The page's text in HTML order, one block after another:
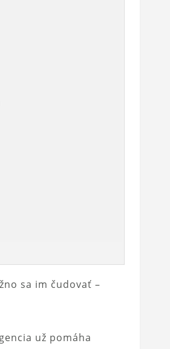
sa im čudovať –
už pomáha